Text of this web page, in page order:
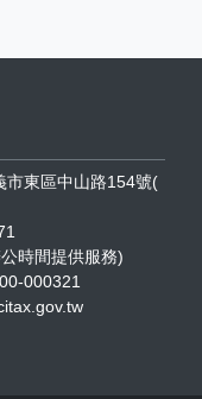
市東區中山路154號(
時間提供服務)
000321